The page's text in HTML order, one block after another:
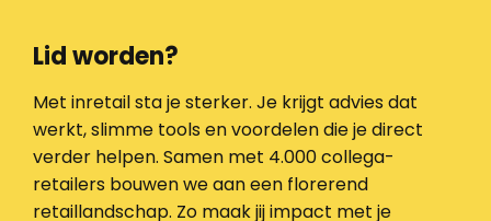
Lid worden?
Met inretail sta je sterker. Je krijgt advies dat
werkt, slimme tools en voordelen die je direct
verder helpen. Samen met 4.000 collega-
retailers bouwen we aan een florerend
retaillandschap. Zo maak jij impact met je